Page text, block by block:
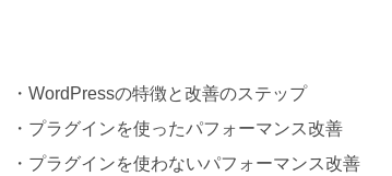
・WordPressの特徴と改善のステップ
・プラグインを使ったパフォーマンス改善
・プラグインを使わないパフォーマンス改善